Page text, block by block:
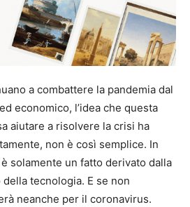
a combattere la pandemia dal
economico, l’idea che questa
aiutare a risolvere la crisi ha
non è così semplice. In
solamente un fatto derivato dalla
tecnologia. E se non
neanche per il coronavirus.